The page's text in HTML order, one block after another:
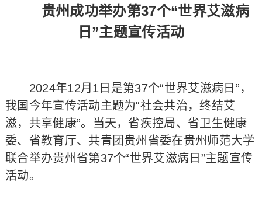
贵州成功举办第37个“世界艾滋病
日”主题宣传活动
2024年12月1日是第37个“世界艾滋病日”，
我国今年宣传活动主题为“社会共治，终结艾
滋，共享健康”。当天，省疾控局、省卫生健康
委、省教育厅、共青团贵州省委在贵州师范大学
联合举办贵州省第37个“世界艾滋病日”主题宣传
活动。